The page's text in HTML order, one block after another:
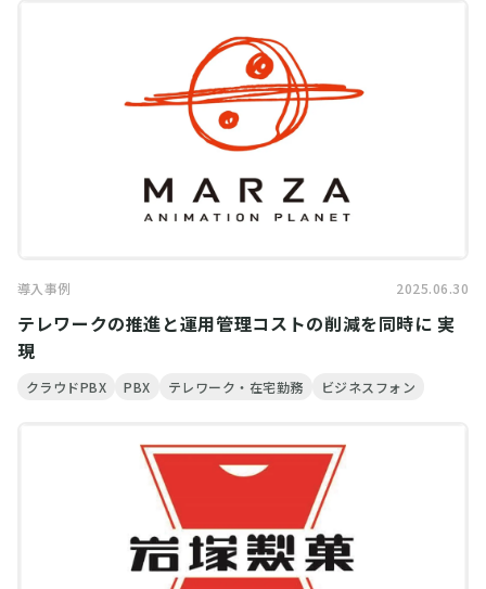
導入事例 2025.06.30
テレワークの推進と運用管理コストの削減を同時に 実
現
クラウドPBX PBX テレワーク・在宅勤務 ビジネスフォン